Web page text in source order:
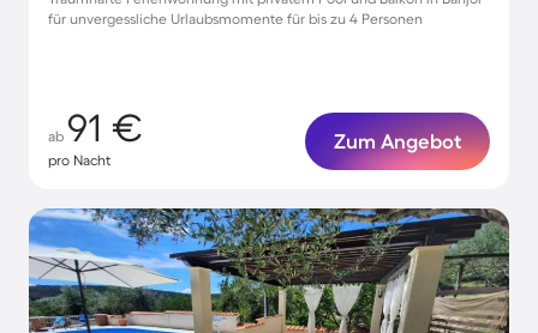
für unvergessliche Urlaubsmomente für bis zu 4 Personen
ab 91 €
pro Nacht
Zum Angebot